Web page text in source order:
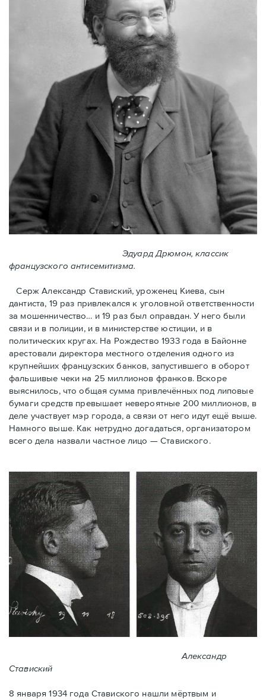
Эдуард Дрюмон, классик
французского антисемитизма.
Серж Александр Ставиский, уроженец Киева, сын
дантиста, 19 раз привлекался к уголовной ответственности
за мошенничество… и 19 раз был оправдан. У него были
связи и в полиции, и в министерстве юстиции, и в
политических кругах. На Рождество 1933 года в Байoнне
арестовали директора местного отделения одного из
крупнейших французских банков, запустившего в оборот
фальшивые чеки на 25 миллионов франков. Вскоре
выяснилось, что общая сумма привлечённых под липовые
бумаги средств превышает невероятные 200 миллионов, в
деле участвует мэр города, a связи от него идут ещё выше.
Намного выше. Как нетрудно догадаться, организатором
всего дела назвали частное лицо — Ставиского.
Александр
Ставиский
8 января 1934 года Ставиского нашли мёртвым и